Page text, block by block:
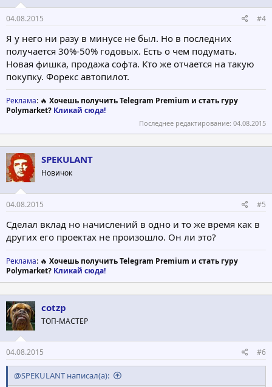
04.08.2015 #4
Я у него ни разу в минусе не был. Но в последних
получается 30%-50% годовых. Есть о чем подумать.
Новая фишка, продажа софта. Кто же отчается на такую
покупку. Форекс автопилот.
Реклама: 🔥 Хочешь получить Telegram Premium и стать гуру
Polymarket? Кликай сюда!
Последнее редактирование: 04.08.2015
SPEKULANT
Новичок
04.08.2015 #5
Сделал вклад но начислений в одно и то же время как в
других его проектах не произошло. Он ли это?
Реклама: 🔥 Хочешь получить Telegram Premium и стать гуру
Polymarket? Кликай сюда!
cotzp
ТОП-МАСТЕР
04.08.2015 #6
@SPEKULANT написал(а):